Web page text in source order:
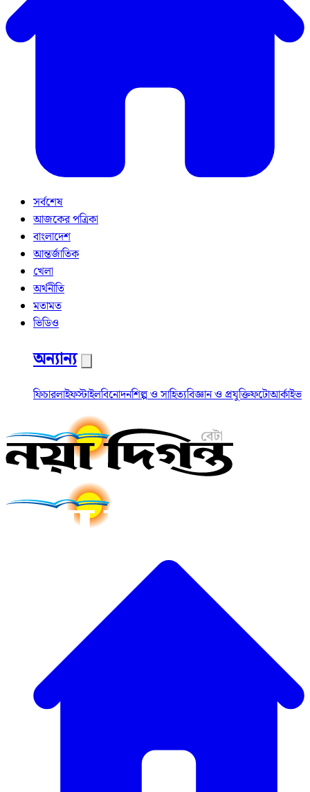
সর্বশেষ
আজকের পত্রিকা
বাংলাদেশ
আন্তর্জাতিক
খেলা
অর্থনীতি
মতামত
ভিডিও
অন্যান্য
ফিচারলাইফস্টাইলবিনোদনশিল্প ও সাহিত্যবিজ্ঞান ও প্রযুক্তিফটোআর্কাইভ